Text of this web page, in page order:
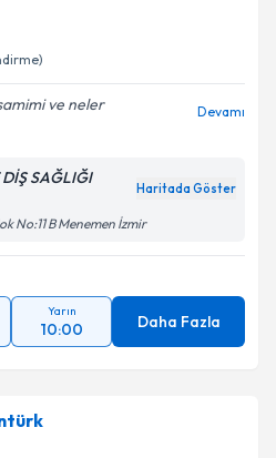
ve neler
Devamı
SAĞLIĞI
Haritada Göster
No:11 B Menemen İzmir
Yarın
10:00 Daha Fazla